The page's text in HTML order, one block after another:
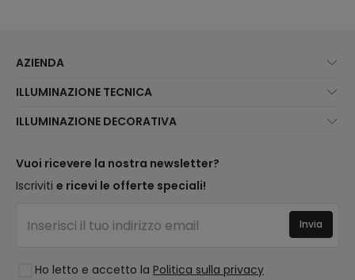
AZIENDA
Assistenza Clienti
Metodi di spedizione
Sei un Professionista?
Domande frequenti
ILLUMINAZIONE TECNICA
I migliori brand
Illuminazione per aziende
ILLUMINAZIONE DECORATIVA
Tendenze
I migliori brand
Spazi
Collezioni
Vuoi ricevere la nostra newsletter?
Iscriviti e ricevi le offerte speciali!
Ho letto e accetto la Politica sulla privacy
Invia